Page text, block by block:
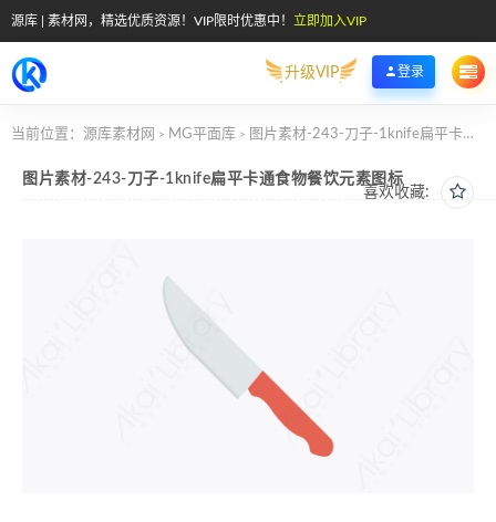
源库 | 素材网，精选优质资源！VIP限时优惠中！ 立即加入VIP
升级VIP 登录
当前位置： 源库素材网 > MG平面库 > 图片素材-243-刀子-1knife扁平卡通食物餐饮元素图标
喜欢收藏:
图片素材-243-刀子-1knife扁平卡通食物餐饮元素图标